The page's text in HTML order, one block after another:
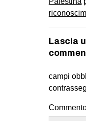
Lascia
campi